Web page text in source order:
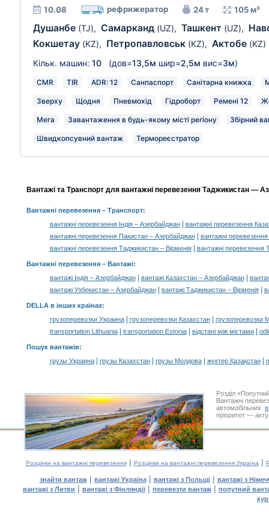
10.08 рефрижератор 24 т 105 м³
Душанбе (TJ), Самарканд (UZ), Ташкент (UZ),
Кокшетау (KZ), Петропавловськ (KZ), Актобе (KZ)
Кільк. машин: 10 (дов=13,5м шир=2,5м вис=3м)
CMR TIR ADR: 12 Санпаспорт Санітарна книжка
Зверху Щодня Пневмохід Гідроборт Ремені 12
Мега Завантаження в будь-якому місті регіону Збірний
Швидкопсувний вантаж Термореєстратор
Вантажі та Транспорт для вантажні перевезення Таджикистан —
Вантажні перевезення– Транспорт:
вантажні перевезення Індія – Азербайджан|
вантажні перевезення
вантажні перевезення Пакистан – Азербайджан|
вантажні
вантажні перевезення Таджикистан – Вірменія| вантажні перевезення
Вантажні перевезення – Вантажі:
вантажі Індія – Азербайджан| вантажі Казахстан – Азербайджан|
вантажі Узбекистан – Азербайджан| вантажі Таджикистан – Вірменія|
DELLA в інших країнах:
грузоперевозки Украина| грузоперевозки Казахстан|
грузоперевозки
transportation Lithuania| transportation Estonia| відстані між містами|
Пошук вантажів:
грузы Украина| грузы Казахстан| грузы Молдова| жүктер Қазақстан|
Розділ
Вантажні
автомобільних
пріоритет —
Розцінки на вантажні перевезення| Розцінки на вантажні перевезення Україна |
знайти вантаж| вантажі Україна| вантажі з Польщі| вантажі з
вантажі з Литви | вантажі з Фінляндії| перевезти вантаж | попутний